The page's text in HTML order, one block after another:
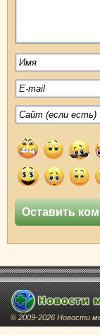
© 2009-2026 Новости